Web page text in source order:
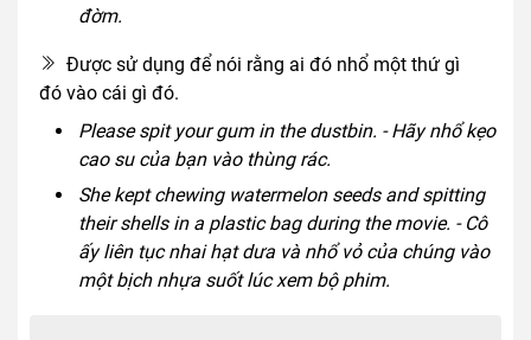
đờm.
Được sử dụng để nói rằng ai đó nhổ một thứ gì
đó vào cái gì đó.
Please spit your gum in the dustbin. - Hãy nhổ kẹo
cao su của bạn vào thùng rác.
She kept chewing watermelon seeds and spitting
their shells in a plastic bag during the movie. - Cô
ấy liên tục nhai hạt dưa và nhổ vỏ của chúng vào
một bịch nhựa suốt lúc xem bộ phim.